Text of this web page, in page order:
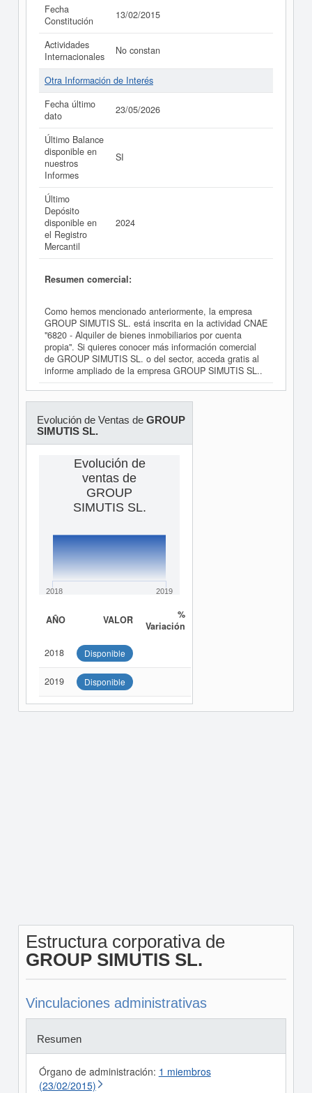
Fecha
Constitución
13/02/2015
Actividades
Internacionales
No constan
Otra Información de Interés
Fecha último
dato
23/05/2026
Último Balance
disponible en
nuestros
Informes
SI
Último
Depósito
disponible en
el Registro
Mercantil
2024
Resumen comercial:
Como hemos mencionado anteriormente, la empresa
GROUP SIMUTIS SL. está inscrita en la actividad CNAE
"6820 - Alquiler de bienes inmobiliarios por cuenta
propia". Si quieres conocer más información comercial
de GROUP SIMUTIS SL. o del sector, acceda gratis al
informe ampliado de la empresa GROUP SIMUTIS SL..
Evolución de Ventas de GROUP
SIMUTIS SL.
Evolución de
ventas de
GROUP
SIMUTIS SL.
2018 2019
AÑO VALOR
%
Variación
2018 Disponible
2019 Disponible
Estructura corporativa de
GROUP SIMUTIS SL.
Vinculaciones administrativas
Resumen
Órgano de administración: 1 miembros
(23/02/2015)